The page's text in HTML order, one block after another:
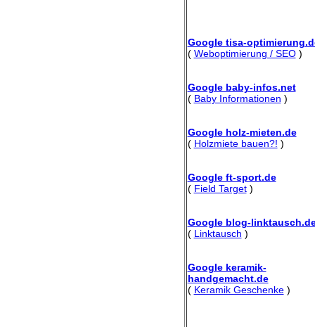
Google tisa-
( Weboptimierung / SEO)
Google baby-infos.net
( Baby Informationen )
Google holz-mieten.de
( Holzmiete bauen?! )
Google ft-sport.de
( Field Target)
Google blog-
( Linktausch )
Google keramik-
handgemacht.de
( Keramik Geschenke)